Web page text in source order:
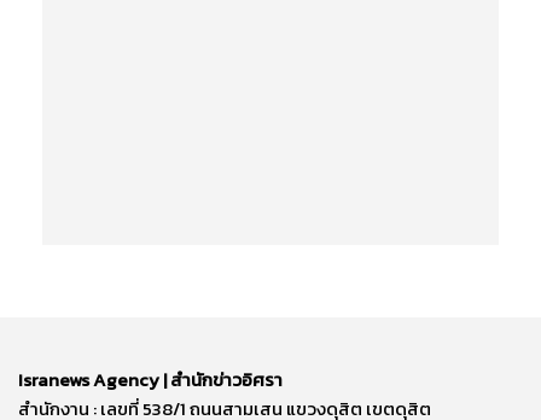
Isranews Agency | สำนักข่าวอิศรา
สำนักงาน : เลขที่ 538/1 ถนนสามเสน แขวงดุสิต เขตดุสิต